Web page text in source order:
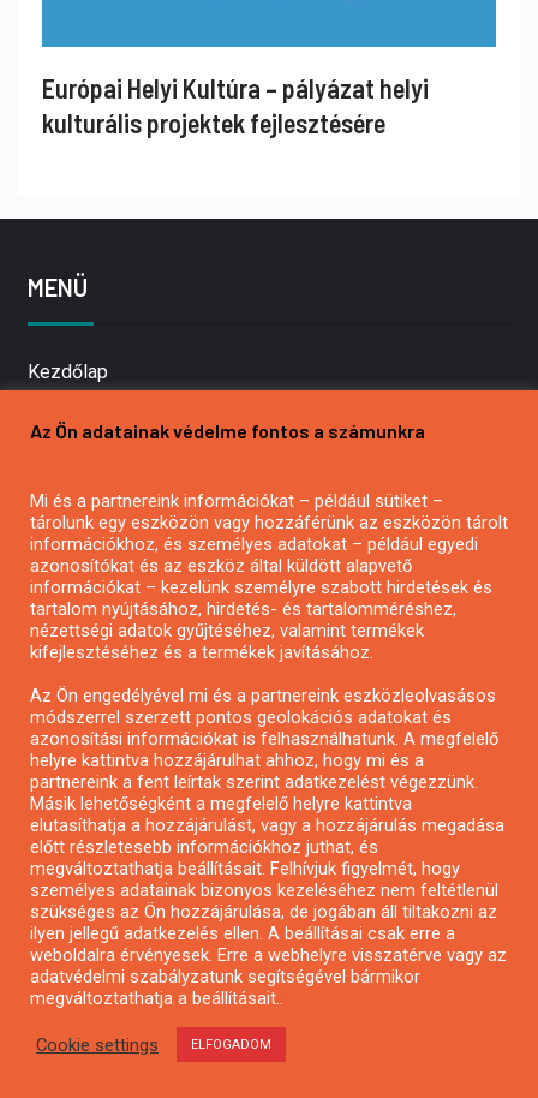
Európai Helyi Kultúra – pályázat helyi
kulturális projektek fejlesztésére
MENÜ
Kezdőlap
Bemutatkozás
Hírlevél feliratkozás
Impresszum
Kapcsolat
Adatvédelmi Nyilatkozat
Pályázatírás
Pályázati Előminősítés
Pályázati tanácsadás
Pályázatírás vállalkozásoknak
Mezőgazdasági pályázatírás
Pályázatírás magánszemélyeknek
Pályázatírás civil szervezeteknek
Pályázatírás önkormányzatoknak
Specifikus pályázatfigyelés vagy hírlevél
Az Ön adatainak védelme fontos a számunkra
Mi és a partnereink információkat – például sütiket –
tárolunk egy eszközön vagy hozzáférünk az eszközön tárolt
információkhoz, és személyes adatokat – például egyedi
azonosítókat és az eszköz által küldött alapvető
információkat – kezelünk személyre szabott hirdetések és
tartalom nyújtásához, hirdetés- és tartalomméréshez,
nézettségi adatok gyűjtéséhez, valamint termékek
kifejlesztéséhez és a termékek javításához.
Az Ön engedélyével mi és a partnereink eszközleolvasásos
módszerrel szerzett pontos geolokációs adatokat és
azonosítási információkat is felhasználhatunk. A megfelelő
helyre kattintva hozzájárulhat ahhoz, hogy mi és a
partnereink a fent leírtak szerint adatkezelést végezzünk.
Másik lehetőségként a megfelelő helyre kattintva
elutasíthatja a hozzájárulást, vagy a hozzájárulás megadása
előtt részletesebb információkhoz juthat, és
megváltoztathatja beállításait. Felhívjuk figyelmét, hogy
személyes adatainak bizonyos kezeléséhez nem feltétlenül
szükséges az Ön hozzájárulása, de jogában áll tiltakozni az
ilyen jellegű adatkezelés ellen. A beállításai csak erre a
weboldalra érvényesek. Erre a webhelyre visszatérve vagy az
adatvédelmi szabályzatunk segítségével bármikor
megváltoztathatja a beállításait..
Cookie settings ELFOGADOM